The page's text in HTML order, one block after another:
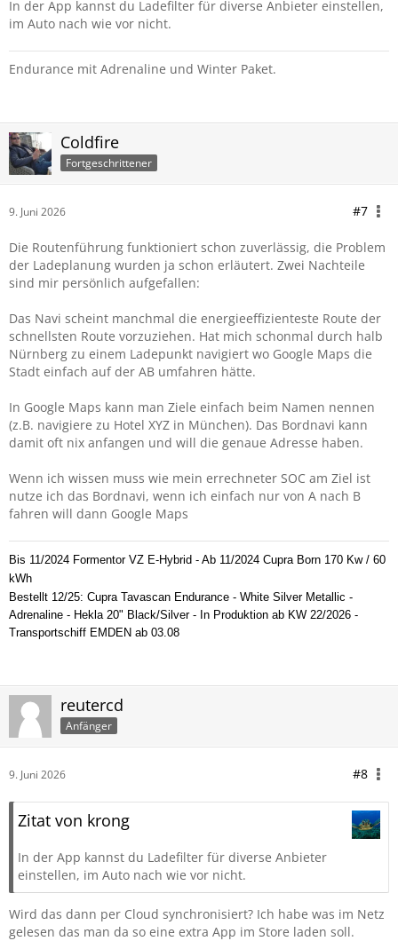
In der App kannst du Ladefilter für diverse Anbieter einstellen,
im Auto nach wie vor nicht.
Endurance mit Adrenaline und Winter Paket.
Coldfire
Fortgeschrittener
9. Juni 2026 #7
Die Routenführung funktioniert schon zuverlässig, die Problem
der Ladeplanung wurden ja schon erläutert. Zwei Nachteile
sind mir persönlich aufgefallen:
Das Navi scheint manchmal die energieeffizienteste Route der
schnellsten Route vorzuziehen. Hat mich schonmal durch halb
Nürnberg zu einem Ladepunkt navigiert wo Google Maps die
Stadt einfach auf der AB umfahren hätte.
In Google Maps kann man Ziele einfach beim Namen nennen
(z.B. navigiere zu Hotel XYZ in München). Das Bordnavi kann
damit oft nix anfangen und will die genaue Adresse haben.
Wenn ich wissen muss wie mein errechneter SOC am Ziel ist
nutze ich das Bordnavi, wenn ich einfach nur von A nach B
fahren will dann Google Maps
Bis 11/2024 Formentor VZ E-Hybrid - Ab 11/2024 Cupra Born 170 Kw / 60
kWh
Bestellt 12/25: Cupra Tavascan Endurance - White Silver Metallic -
Adrenaline - Hekla 20" Black/Silver - In Produktion ab KW 22/2026 -
Transportschiff EMDEN ab 03.08
reutercd
Anfänger
9. Juni 2026 #8
Zitat von krong
In der App kannst du Ladefilter für diverse Anbieter
einstellen, im Auto nach wie vor nicht.
Wird das dann per Cloud synchronisiert? Ich habe was im Netz
gelesen das man da so eine extra App im Store laden soll.